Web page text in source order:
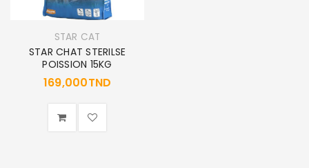
STAR CAT
STAR CHAT STERILSE
POISSION 15KG
169,000TND